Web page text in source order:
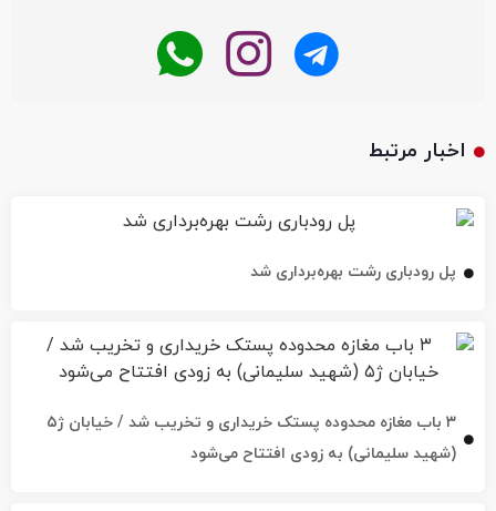
اخبار مرتبط
پل رودباری رشت بهره‌برداری شد
۳ باب مغازه محدوده پستک خریداری و تخریب شد / خیابان ژ۵
(شهید سلیمانی) به زودی افتتاح می‌شود